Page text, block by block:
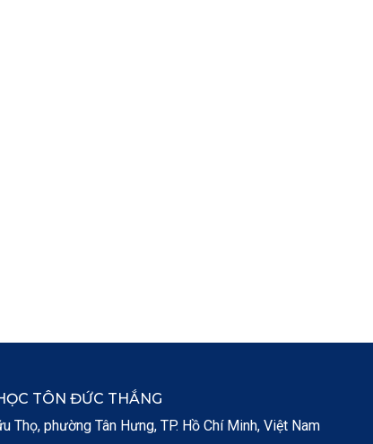
TÔN ĐỨC THẮNG
Thọ, phường Tân Hưng, TP. Hồ Chí Minh, Việt Nam